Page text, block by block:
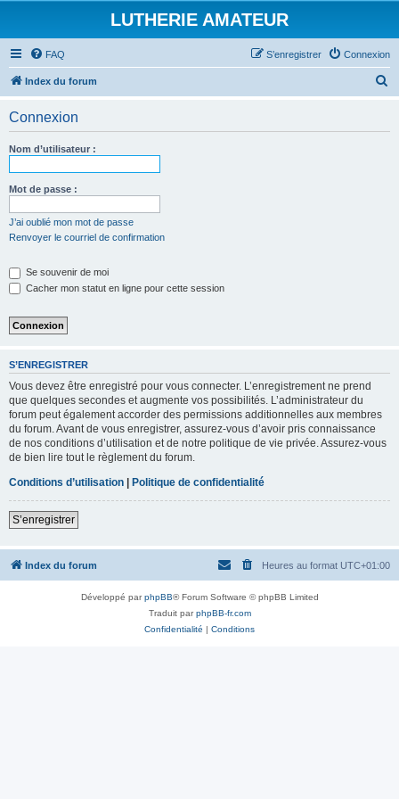
LUTHERIE AMATEUR
FAQ Connexion
S’enregistrer
Index du forum
Connexion
Nom d’utilisateur :
Mot de passe :
J’ai oublié mon mot de passe
Renvoyer le courriel de confirmation
Se souvenir de moi
Cacher mon statut en ligne pour cette session
S’ENREGISTRER
Vous devez être enregistré pour vous connecter. L’enregistrement ne prend
que quelques secondes et augmente vos possibilités. L’administrateur du
forum peut également accorder des permissions additionnelles aux membres
du forum. Avant de vous enregistrer, assurez-vous d’avoir pris connaissance
de nos conditions d’utilisation et de notre politique de vie privée. Assurez-vous
de bien lire tout le règlement du forum.
Conditions d’utilisation | Politique de confidentialité
S’enregistrer
Index du forum Heures au format UTC+01:00
Développé parphpBB® Forum Software © phpBB Limited
Traduit parphpBB-fr.com
Confidentialité | Conditions